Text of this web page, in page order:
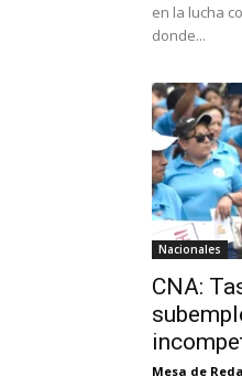
en la lucha
donde...
Nacionales
CNA:
Mesa de